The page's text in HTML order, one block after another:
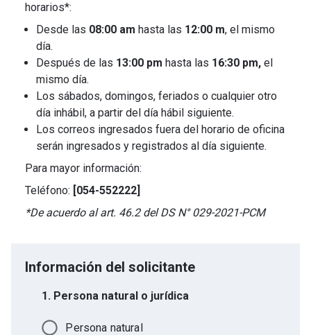
horarios*:
Desde las 08:00 am hasta las 12:00 m, el mismo
día.
Después de las 13:00 pm hasta las 16:30 pm, el
mismo día.
Los sábados, domingos, feriados o cualquier otro
día inhábil, a partir del día hábil siguiente.
Los correos ingresados fuera del horario de oficina
serán ingresados y registrados al día siguiente.
Para mayor información:
Teléfono: [054-552222]
*De acuerdo al art. 46.2 del DS N° 029-2021-PCM
Información del solicitante
1. Persona natural o jurídica
Persona natural